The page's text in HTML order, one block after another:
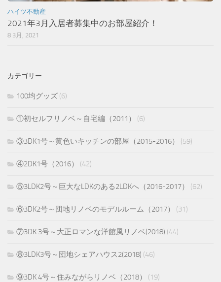
ハイツ不動産
2021年3月入居者募集中のお部屋紹介！
8 3月, 2021
カテゴリー
100均グッズ (6)
①初セルフリノベ～自宅編（2011） (6)
③3DK1号～黄色いキッチンの部屋（2015-2016） (59)
④2DK1号（2016） (42)
⑤3LDK2号～巨大なLDKのある2LDKへ（2016-2017） (62)
⑥3DK2号～団地リノベのモデルルーム（2017） (31)
⑦3DK 3号～大正ロマンな洋館風リノベ(2018) (44)
⑧3LDK3号～団地シェアハウス2(2018) (46)
⑨3DK 4号～住みながらリノベ（2018） (19)